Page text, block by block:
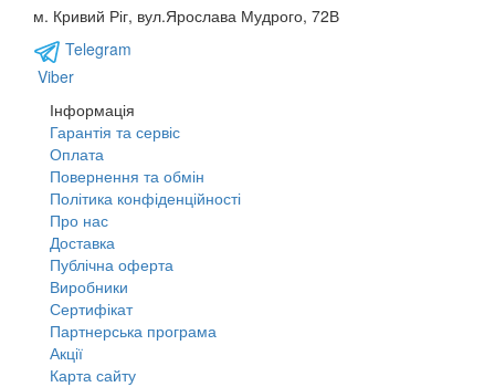
м. Кривий Ріг, вул.Ярослава Мудрого, 72В
Telegram
Viber
Інформація
Гарантія та сервіс
Оплата
Повернення та обмін
Політика конфіденційності
Про нас
Доставка
Публічна оферта
Виробники
Сертифікат
Партнерська програма
Акції
Карта сайту